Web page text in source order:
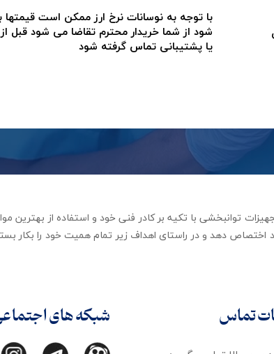
با توجه به نوسانات نرخ ارز ممکن است قیمتها
شود از شما خریدار محترم تقاضا می شود قبل
یا پشتیبانی تماس گرفته شود
تماس
ایرانیان با بیش از 20 سال سابقه تولید در تجهیزات توانبخشی با تکیه بر کادر فنی خود و استفاده
دهد و در راستای اهداف زیر تمام همیت خود را بکار
شبکه های